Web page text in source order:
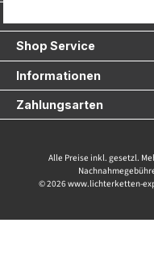
Shop Service
Informationen
Zahlungsarten
Alle Preise inkl. gesetzl.
© 2026 www.lichterketten-